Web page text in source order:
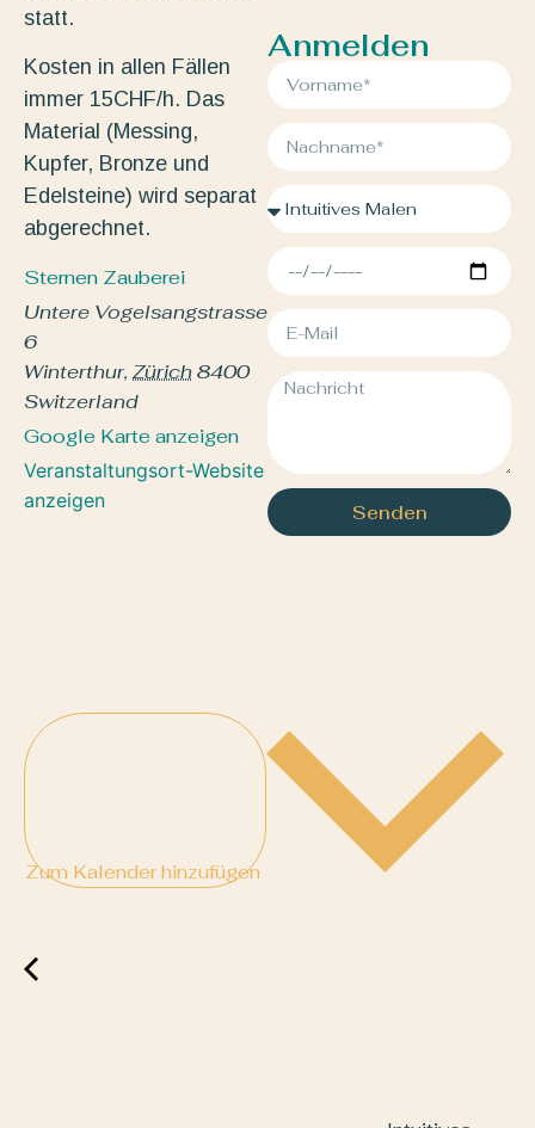
statt.
Kosten in allen Fällen
immer 15CHF/h. Das
Material (Messing,
Kupfer, Bronze und
Edelsteine) wird separat
abgerechnet.
Sternen Zauberei
Untere Vogelsangstrasse
6
Winterthur, Zürich8400
Switzerland
Google Karte anzeigen
Veranstaltungsort-Website
anzeigen
Zum Kalender hinzufügen
Anmelden
Senden